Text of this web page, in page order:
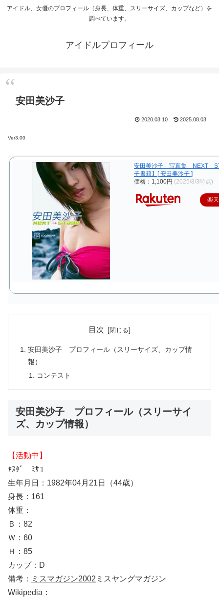
アイドル、女優のプロフィール（身長、体重、スリーサイズ、カップなど）を
調べています。
アイドルプロフィール
安田美沙子
2020.03.10 2025.08.03
Ver3.00
安田美沙子 写真集 NEXT
子書籍】[ 安田美沙子 ]
価格：1,100円 (2025/8/3時点)
楽
目次
安田美沙子 プロフィール（スリーサイズ、カップ情
報）
コンテスト
安田美沙子 プロフィール（スリーサイ
ズ、カップ情報）
【活動中】
ﾔｽﾀﾞ ﾐｻｺ
生年月日：1982年04月21日（44歳）
身長：161
体重：
Ｂ：82
Ｗ：60
Ｈ：85
カップ：D
備考：
ミスマガジン2002 ミスヤングマガジン
Wikipedia：